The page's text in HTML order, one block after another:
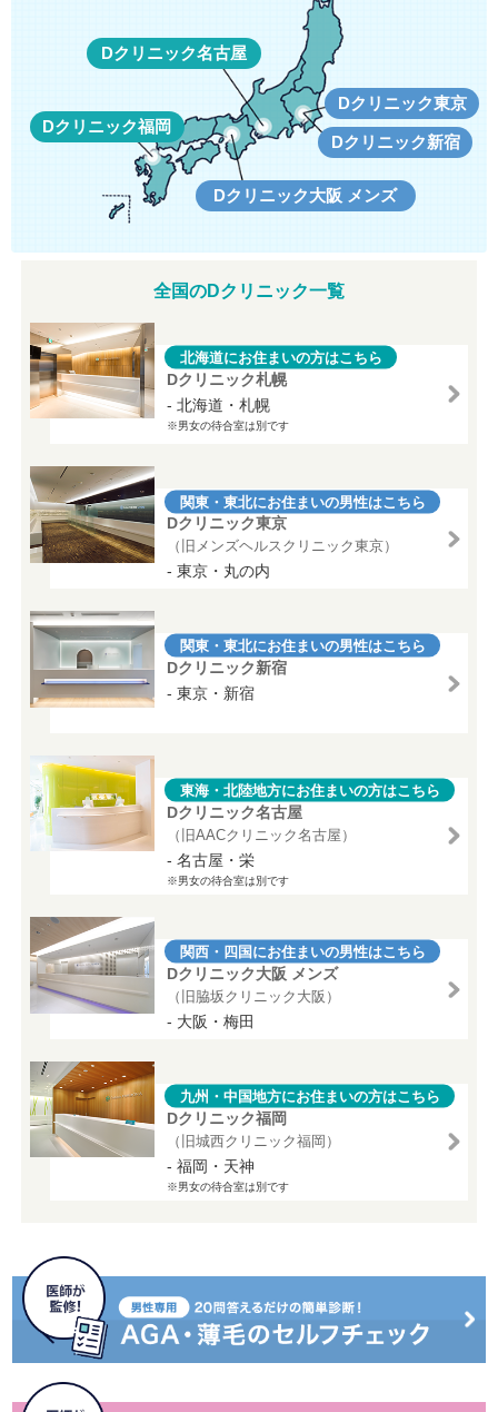
Dクリニック名古屋
Dクリニック福岡
Dクリニック東京
Dクリニック新宿
Dクリニック大阪 メンズ
全国のDクリニック一覧
北海道にお住まいの方はこちら
Dクリニック札幌
- 北海道・札幌
※男女の待合室は別です
関東・東北にお住まいの男性はこちら
Dクリニック東京
（旧メンズヘルスクリニック東京）
- 東京・丸の内
関東・東北にお住まいの男性はこちら
Dクリニック新宿
- 東京・新宿
東海・北陸地方にお住まいの方はこちら
Dクリニック名古屋
（旧AACクリニック名古屋）
- 名古屋・栄
※男女の待合室は別です
関西・四国にお住まいの男性はこちら
Dクリニック大阪 メンズ
（旧脇坂クリニック大阪）
- 大阪・梅田
九州・中国地方にお住まいの方はこちら
Dクリニック福岡
（旧城西クリニック福岡）
- 福岡・天神
※男女の待合室は別です